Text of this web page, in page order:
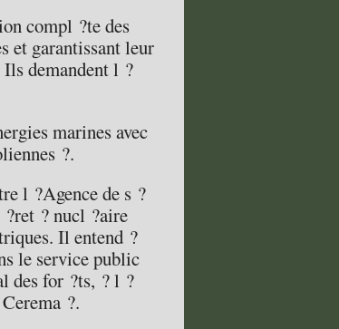
compl ?te des
et garantissant leur
Ils demandent l ?
marines avec
?.
l ?Agence de s ?
? nucl ?aire
Il entend ?
le service public
des for ?ts, ? l ?
?.